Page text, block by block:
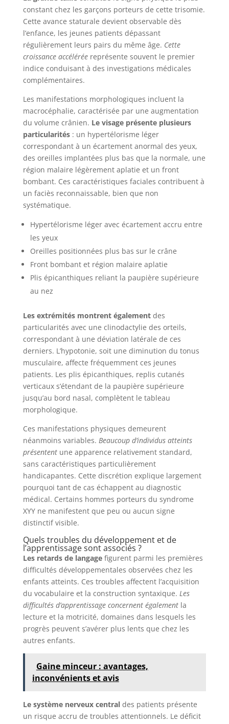
constant chez les garçons porteurs de cette trisomie.
Cette avance staturale devient observable dès
l’enfance, les jeunes patients dépassant
régulièrement leurs pairs du même âge. Cette
croissance accéléréereprésente souvent le premier
indice conduisant à des investigations médicales
complémentaires.
Les manifestations morphologiques incluent la
macrocéphalie, caractérisée par une augmentation
du volume crânien. Le visage présente plusieurs
particularités: un hypertélorisme léger
correspondant à un écartement anormal des yeux,
des oreilles implantées plus bas que la normale, une
région malaire légèrement aplatie et un front
bombant. Ces caractéristiques faciales contribuent à
un faciès reconnaissable, bien que non
systématique.
Hypertélorisme léger avec écartement accru entre
les yeux
Oreilles positionnées plus bas sur le crâne
Front bombant et région malaire aplatie
Plis épicanthiques reliant la paupière supérieure
au nez
Les extrémités montrent égalementdes
particularités avec une clinodactylie des orteils,
correspondant à une déviation latérale de ces
derniers. L’hypotonie, soit une diminution du tonus
musculaire, affecte fréquemment ces jeunes
patients. Les plis épicanthiques, replis cutanés
verticaux s’étendant de la paupière supérieure
jusqu’au bord nasal, complètent le tableau
morphologique.
Ces manifestations physiques demeurent
néanmoins variables. Beaucoup d’individus atteints
présententune apparence relativement standard,
sans caractéristiques particulièrement
handicapantes. Cette discrétion explique largement
pourquoi tant de cas échappent au diagnostic
médical. Certains hommes porteurs du syndrome
XYY ne manifestent que peu ou aucun signe
distinctif visible.
Quels troubles du développement et de
l’apprentissage sont associés ?
Les retards de langagefigurent parmi les premières
difficultés développementales observées chez les
enfants atteints. Ces troubles affectent l’acquisition
du vocabulaire et la construction syntaxique. Les
difficultés d’apprentissage concernent égalementla
lecture et la motricité, domaines dans lesquels les
progrès peuvent s’avérer plus lents que chez les
autres enfants.
Gaine minceur : avantages,
inconvénients et avis
Le système nerveux centraldes patients présente
un risque accru de troubles attentionnels. Le déficit